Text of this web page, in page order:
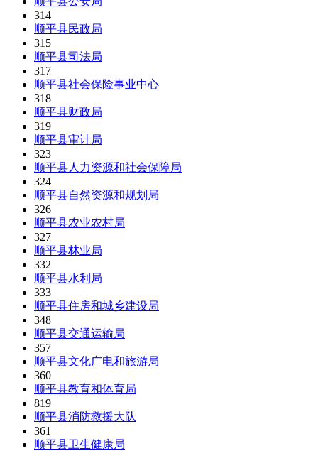
314
顺平县民政局
315
顺平县司法局
317
顺平县社会保险事业中心
318
顺平县财政局
319
顺平县审计局
323
顺平县人力资源和社会保障局
324
顺平县自然资源和规划局
326
顺平县农业农村局
327
顺平县林业局
332
顺平县水利局
333
顺平县住房和城乡建设局
348
顺平县交通运输局
357
顺平县文化广电和旅游局
360
顺平县教育和体育局
819
顺平县消防救援大队
361
顺平县卫生健康局